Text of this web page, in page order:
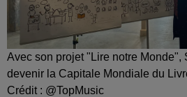
Avec son projet "Lire notre Monde",
devenir la Capitale Mondiale du
Crédit : @TopMusic